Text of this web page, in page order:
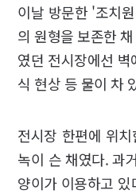
이날 방문한 '조치
의 원형을 보존한
였던 전시장에선
식 현상 등 물이 차
전시장 한편에 위
녹이 슨 채였다. 과
양이가 이용하고